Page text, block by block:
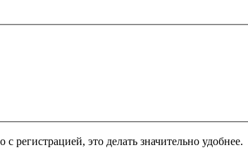
регистрацией, это делать значительно удобнее.